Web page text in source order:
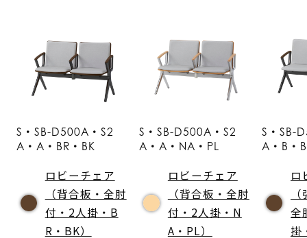
S・SB-D500A・S2
A・A・BR・BK
ロビーチェア
（背合板・全肘
付・2人掛・B
R・BK）
S・SB-D500A・S2
A・A・NA・PL
ロビーチェア
（背合板・全肘
付・2人掛・N
A・PL）
S・SB-
A・B・
ロ
全
掛